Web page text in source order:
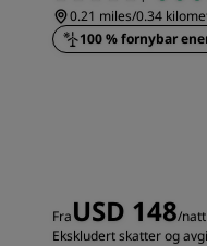
0.21 miles/0.34
100 % fornybar
FraUSD 148/natt
Ekskludert skatter og